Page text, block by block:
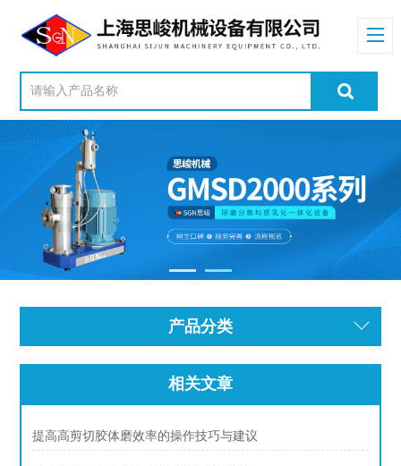
产品分类
相关文章
提高高剪切胶体磨效率的操作技巧与建议